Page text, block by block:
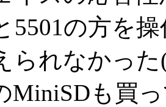
5501の方を
られなかっ
MiniSDも買